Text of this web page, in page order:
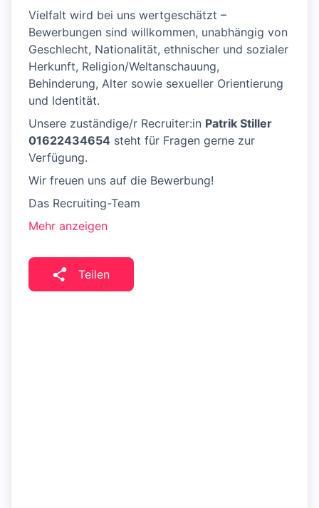
Vielfalt wird bei uns wertgeschätzt –
Bewerbungen sind willkommen, unabhängig von
Geschlecht, Nationalität, ethnischer und sozialer
Herkunft, Religion/Weltanschauung,
Behinderung, Alter sowie sexueller Orientierung
und Identität.
Unsere zuständige/r Recruiter:in Patrik Stiller
01622434654 steht für Fragen gerne zur
Verfügung.
Wir freuen uns auf die Bewerbung!
Das Recruiting-Team
Mehr anzeigen
Teilen